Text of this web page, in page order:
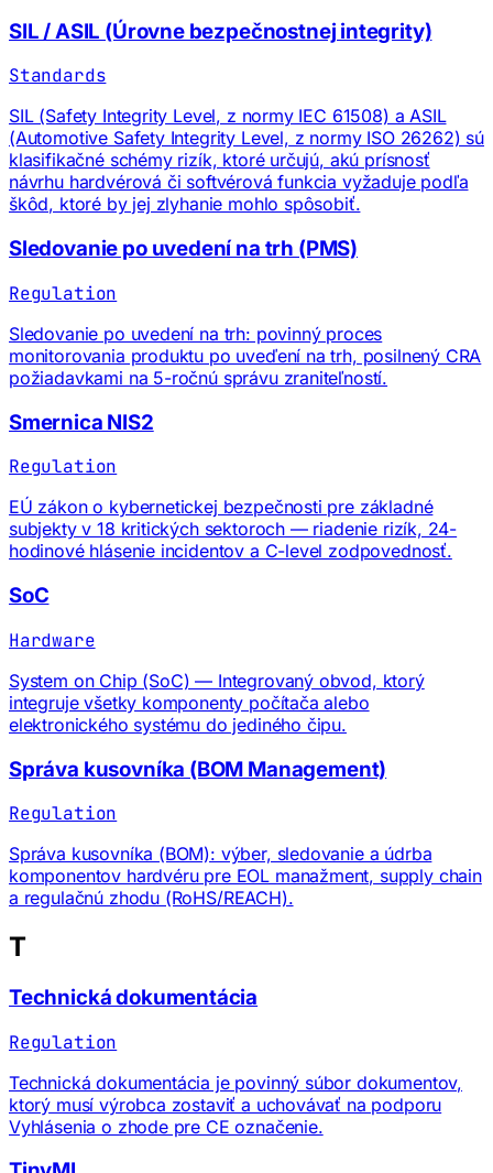
SIL / ASIL (Úrovne bezpečnostnej integrity)
Standards
SIL (Safety Integrity Level, z normy IEC 61508) a ASIL
(Automotive Safety Integrity Level, z normy ISO 26262) sú
klasifikačné schémy rizík, ktoré určujú, akú prísnosť
návrhu hardvérová či softvérová funkcia vyžaduje podľa
škôd, ktoré by jej zlyhanie mohlo spôsobiť.
Sledovanie po uvedení na trh (PMS)
Regulation
Sledovanie po uvedení na trh: povinný proces
monitorovania produktu po uveďení na trh, posilnený CRA
požiadavkami na 5-ročnú správu zraniteľností.
Smernica NIS2
Regulation
EÚ zákon o kybernetickej bezpečnosti pre základné
subjekty v 18 kritických sektoroch — riadenie rizík, 24-
hodinové hlásenie incidentov a C-level zodpovednosť.
SoC
Hardware
System on Chip (SoC) — Integrovaný obvod, ktorý
integruje všetky komponenty počítača alebo
elektronického systému do jediného čipu.
Správa kusovníka (BOM Management)
Regulation
Správa kusovníka (BOM): výber, sledovanie a údrba
komponentov hardvéru pre EOL manažment, supply chain
a regulačnú zhodu (RoHS/REACH).
T
Technická dokumentácia
Regulation
Technická dokumentácia je povinný súbor dokumentov,
ktorý musí výrobca zostaviť a uchovávať na podporu
Vyhlásenia o zhode pre CE označenie.